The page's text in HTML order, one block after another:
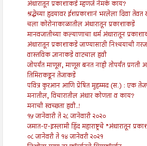
अंधारातून प्रकाशाकडे म्हणजे नेमके काय?
श्रद्धेच्या हृदयावर ईशप्रकाशानं भरलेला दिवा तेवत
चला कोरोनाकाळातील अंधारातून प्रकाशाकडे
मानवजातीच्या कल्याणाचा धर्म अंधारातून
अंधारातून प्रकाशाकडे जाण्यासाठी निश्‍चयाची गरज
वास्तविक ज्ञानाकडे वाटचाल हवी
जोपर्यंत माणूस, माणूस बनत नाही तोपर्यंत
तिमिराकडून तेजाकडे
पवित्र कुरआन आणि प्रेषित मुहम्मद (स.) : एक
मनातील, विचारातील अंधार कोणता व काय?
मनाची स्वच्छता हवी..!
१५ जानेवारी ते २८ जानेवारी २०२०
जमात-ए-इस्लामी हिंद महाराष्ट्रचे ”अंधारातून
०८ जानेवरी ते १४ जानेवरी २०२१